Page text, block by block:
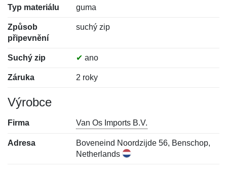
Typ materiálu guma
Způsob
připevnění
suchý zip
Suchý zip ✔ ano
Záruka 2 roky
Výrobce
Firma Van Os Imports B.V.
Adresa
Boveneind Noordzijde 56, Benschop,
Netherlands